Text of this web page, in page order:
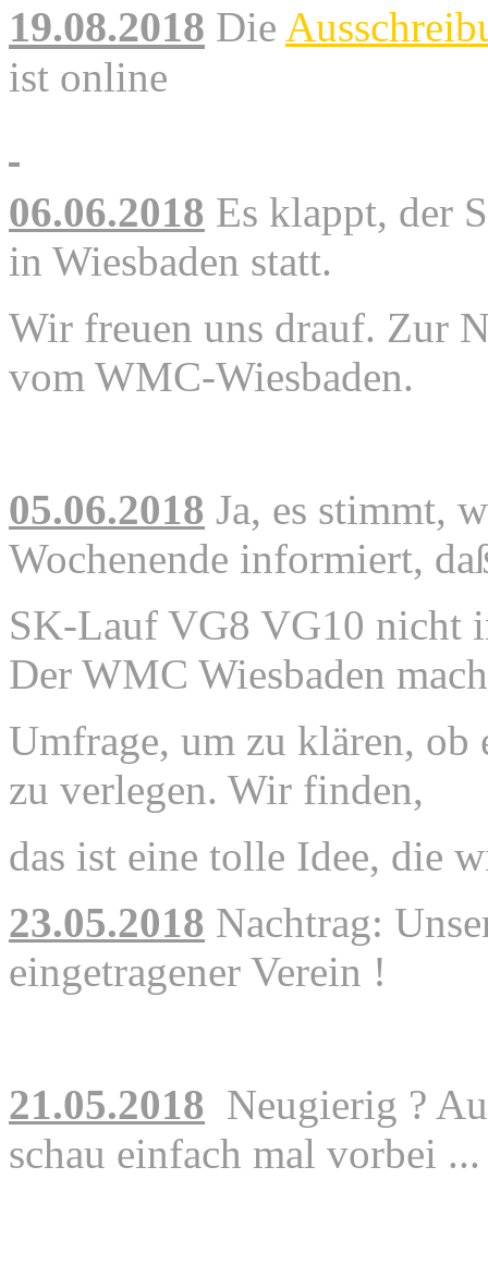
19.08.2018 Die
ist online
06.06.2018 Es klappt, der
in Wiesbaden statt.
Wir freuen uns drauf. Zur
vom WMC-Wiesbaden.
05.06.2018 Ja, es stimmt,
Wochenende informiert,
SK-Lauf VG8 VG10 nicht
Der WMC Wiesbaden
Umfrage, um zu klären, ob
zu verlegen. Wir finden,
das ist eine tolle Idee, die
23.05.2018 Nachtrag:
eingetragener Verein !
21.05.2018 Neugierig ?
schau einfach mal vorbei ...